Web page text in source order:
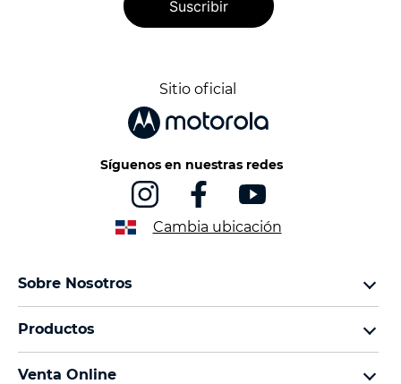
Suscribir
Sitio oficial
Síguenos en nuestras redes
Cambia ubicación
Sobre Nosotros
Términos de uso
Productos
Motorola Edge
Venta Online